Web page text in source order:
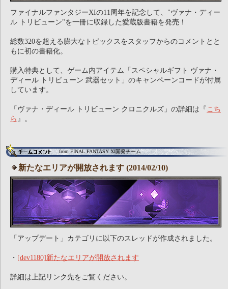
ファイナルファンタジーXIの11周年を記念して、"ヴァナ・ディー
ル トリビューン"を一冊に収録した愛蔵版書籍を発売！
総数320を超える膨大なトピックスをスタッフからのコメントとと
もに初の書籍化。
購入特典として、ゲーム内アイテム「スペシャルギフト ヴァナ・
ディール トリビューン 武器セット」のキャンペーンコードが付属
しています。
「ヴァナ・ディール トリビューン クロニクルズ」の詳細は『 こち
ら 』。
from FINAL FANTASY XI開発チーム
新たなエリアが開放されます (2014/02/10)
「アップデート」カテゴリに以下のスレッドが作成されました。
・ [dev1180]新たなエリアが開放されます
詳細は上記リンク先をご覧ください。